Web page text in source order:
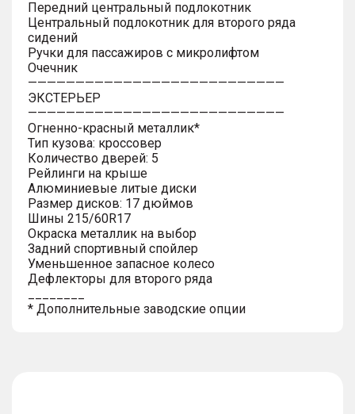
Передний центральный подлокотник
Центральный подлокотник для второго ряда
сидений
Ручки для пассажиров с микролифтом
Очечник
———————————————————————————
ЭКСТЕРЬЕР
———————————————————————————
Огненно-красный металлик*
Тип кузова: кроссовер
Количество дверей: 5
Рейлинги на крыше
Алюминиевые литые диски
Размер дисков: 17 дюймов
Шины 215/60R17
Окраска металлик на выбор
Задний спортивный спойлер
Уменьшенное запасное колесо
Дефлекторы для второго ряда
* Дополнительные заводские опции